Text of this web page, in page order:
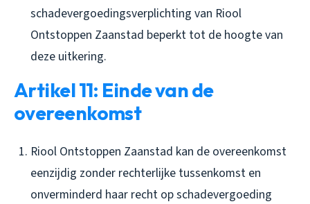
schadevergoedingsverplichting van Riool
Ontstoppen Zaanstad beperkt tot de hoogte van
deze uitkering.
Artikel 11: Einde van de
overeenkomst
Riool Ontstoppen Zaanstad kan de overeenkomst
eenzijdig zonder rechterlijke tussenkomst en
onverminderd haar recht op schadevergoeding